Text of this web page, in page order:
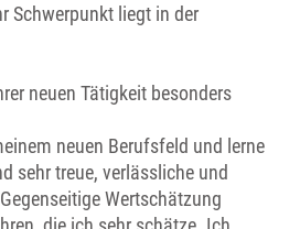
Schwerpunkt liegt in der
neuen Tätigkeit besonders
neuen Berufsfeld und lerne
sehr treue, verlässliche und
Wertschätzung